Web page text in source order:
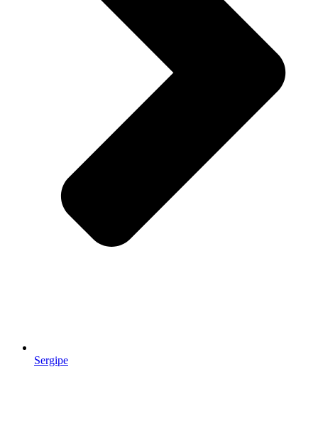
Sergipe